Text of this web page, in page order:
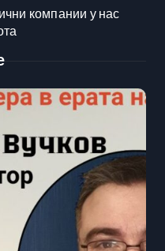
компании у нас